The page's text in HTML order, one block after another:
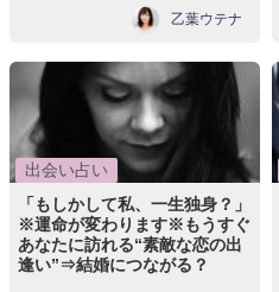
乙葉ウテナ
出会い占い
「もしかして私、一生独身？」
※運命が変わります※もうすぐ
あなたに訪れる“素敵な恋の出
逢い”⇒結婚につながる？